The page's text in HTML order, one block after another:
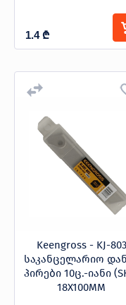
1.4 ₾
Keengross - KJ-803
საკანცელარიო
პირები 10ც.-იანი
18X100MM